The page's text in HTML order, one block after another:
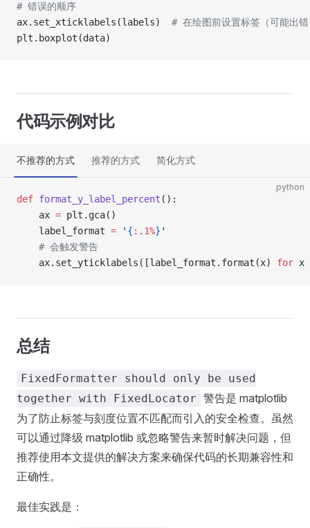
# 错误的顺序
ax.set_xticklabels(labels) # 在绘图前设置标签（可能出
plt.boxplot(data)
代码示例对比
不推荐的方式 推荐的方式 简化方式
python
def format_y_label_percent ():
    ax
= plt.gca()
    label_format
= ' { :.1%} '
    # 会触发警告
    ax.set_yticklabels([label_format.format(x)
for x
总结
FixedFormatter should only be used
together with FixedLocator 警告是 matplotlib
为了防止标签与刻度位置不匹配而引入的安全检查。虽然
可以通过降级 matplotlib 或忽略警告来暂时解决问题，但
推荐使用本文提供的解决方案来确保代码的长期兼容性和
正确性。
最佳实践是：